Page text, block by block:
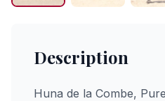
Description
Huna de la Combe,